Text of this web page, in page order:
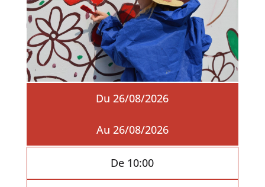
Du 26/08/2026
Au 26/08/2026
De 10:00